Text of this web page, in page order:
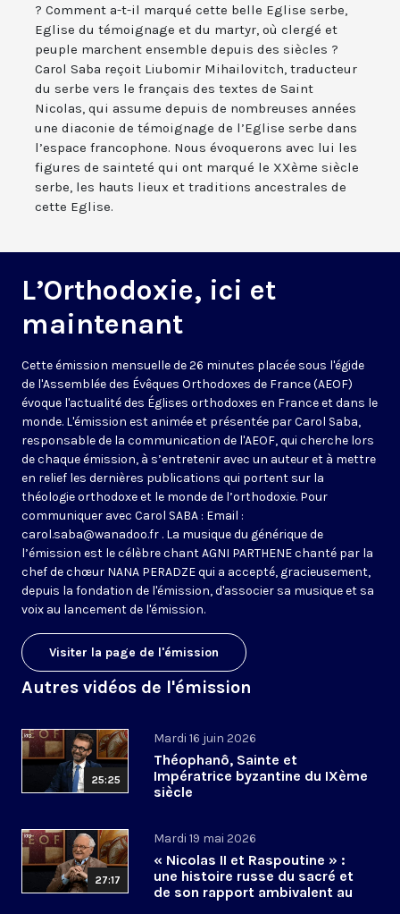
? Comment a-t-il marqué cette belle Eglise serbe,
Eglise du témoignage et du martyr, où clergé et
peuple marchent ensemble depuis des siècles ?
Carol Saba reçoit Liubomir Mihailovitch, traducteur
du serbe vers le français des textes de Saint
Nicolas, qui assume depuis de nombreuses années
une diaconie de témoignage de l’Eglise serbe dans
l’espace francophone. Nous évoquerons avec lui les
figures de sainteté qui ont marqué le XXème siècle
serbe, les hauts lieux et traditions ancestrales de
cette Eglise.
L’Orthodoxie, ici et
maintenant
Cette émission mensuelle de 26 minutes placée sous l'égide
de l'Assemblée des Évêques Orthodoxes de France (AEOF)
évoque l'actualité des Églises orthodoxes en France et dans le
monde. L'émission est animée et présentée par Carol Saba,
responsable de la communication de l'AEOF, qui cherche lors
de chaque émission, à s’entretenir avec un auteur et à mettre
en relief les dernières publications qui portent sur la
théologie orthodoxe et le monde de l’orthodoxie. Pour
communiquer avec Carol SABA : Email :
carol.saba@wanadoo.fr . La musique du générique de
l’émission est le célèbre chant AGNI PARTHENE chanté par la
chef de chœur NANA PERADZE qui a accepté, gracieusement,
depuis la fondation de l'émission, d'associer sa musique et sa
voix au lancement de l'émission.
Visiter la page de l'émission
Autres vidéos de l'émission
25:25
Mardi 16 juin 2026
Théophanô, Sainte et
Impératrice byzantine du IXème
siècle
27:17
Mardi 19 mai 2026
« Nicolas II et Raspoutine » :
une histoire russe du sacré et
de son rapport ambivalent au